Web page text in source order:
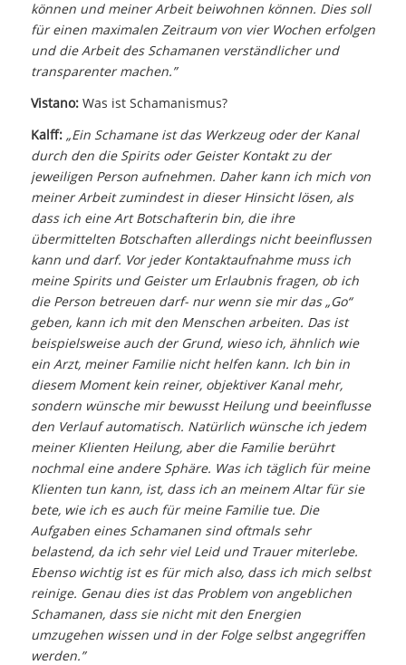
können und meiner Arbeit beiwohnen können. Dies soll
für einen maximalen Zeitraum von vier Wochen erfolgen
und die Arbeit des Schamanen verständlicher und
transparenter machen.”
Vistano: Was ist Schamanismus?
Kalff: „Ein Schamane ist das Werkzeug oder der Kanal
durch den die Spirits oder Geister Kontakt zu der
jeweiligen Person aufnehmen. Daher kann ich mich von
meiner Arbeit zumindest in dieser Hinsicht lösen, als
dass ich eine Art Botschafterin bin, die ihre
übermittelten Botschaften allerdings nicht beeinflussen
kann und darf. Vor jeder Kontaktaufnahme muss ich
meine Spirits und Geister um Erlaubnis fragen, ob ich
die Person betreuen darf- nur wenn sie mir das „Go“
geben, kann ich mit den Menschen arbeiten. Das ist
beispielsweise auch der Grund, wieso ich, ähnlich wie
ein Arzt, meiner Familie nicht helfen kann. Ich bin in
diesem Moment kein reiner, objektiver Kanal mehr,
sondern wünsche mir bewusst Heilung und beeinflusse
den Verlauf automatisch. Natürlich wünsche ich jedem
meiner Klienten Heilung, aber die Familie berührt
nochmal eine andere Sphäre. Was ich täglich für meine
Klienten tun kann, ist, dass ich an meinem Altar für sie
bete, wie ich es auch für meine Familie tue. Die
Aufgaben eines Schamanen sind oftmals sehr
belastend, da ich sehr viel Leid und Trauer miterlebe.
Ebenso wichtig ist es für mich also, dass ich mich selbst
reinige. Genau dies ist das Problem von angeblichen
Schamanen, dass sie nicht mit den Energien
umzugehen wissen und in der Folge selbst angegriffen
werden.”